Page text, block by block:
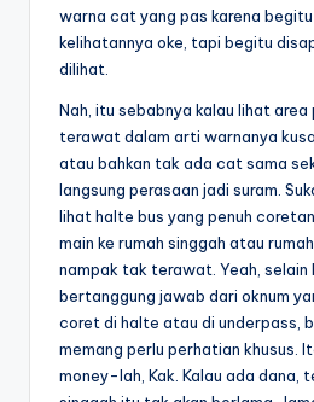
warna cat yang pas karena
kelihatannya oke, tapi begitu
dilihat.
Nah, itu sebabnya kalau lihat area
terawat dalam arti warnanya
atau bahkan tak ada cat sama
langsung perasaan jadi suram.
lihat halte bus yang penuh
main ke rumah singgah atau
nampak tak terawat. Yeah, selain
bertanggung jawab dari oknum
coret di halte atau di underpass,
memang perlu perhatian khusus.
money-lah, Kak. Kalau ada dana,